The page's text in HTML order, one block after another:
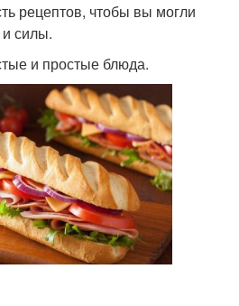
рецептов, чтобы вы могли
и силы.
и простые блюда.